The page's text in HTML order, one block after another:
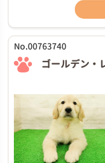
No.00763740
ゴールデン・